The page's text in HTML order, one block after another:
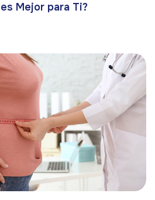
Mejor para Ti?